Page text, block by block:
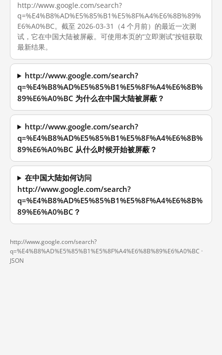
http://www.google.com/search?
q=%E4%B8%AD%E5%85%B1%E5%8F%A4%E6%8B%89%
E6%A0%BC。截至 2026-03-31（4 个月前）的最近一次测
试，它在中国大陆被屏蔽。可使用本页的“立即测试”按钮获取
最新结果。
http://www.google.com/search?
q=%E4%B8%AD%E5%85%B1%E5%8F%A4%E6%8B%
89%E6%A0%BC 为什么在中国大陆被屏蔽？
http://www.google.com/search?
q=%E4%B8%AD%E5%85%B1%E5%8F%A4%E6%8B%
89%E6%A0%BC 从什么时候开始被屏蔽？
在中国大陆如何访问
http://www.google.com/search?
q=%E4%B8%AD%E5%85%B1%E5%8F%A4%E6%8B%
89%E6%A0%BC？
http://www.google.com/search?
q=%E4%B8%AD%E5%85%B1%E5%8F%A4%E6%8B%89%E6%A0%BC ·
JSON